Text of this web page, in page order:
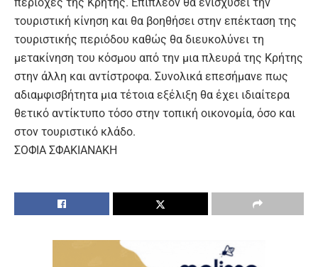
περιοχές της Κρήτης. Επιπλέον θα ενισχύσει την
τουριστική κίνηση και θα βοηθήσει στην επέκταση της
τουριστικής περιόδου καθώς θα διευκολύνει τη
μετακίνηση του κόσμου από την μια πλευρά της Κρήτης
στην άλλη και αντίστροφα. Συνολικά επεσήμανε πως
αδιαμφισβήτητα μια τέτοια εξέλιξη θα έχει ιδιαίτερα
θετικό αντίκτυπο τόσο στην τοπική οικονομία, όσο και
στον τουριστικό κλάδο.
ΣΟΦΙΑ ΣΦΑΚΙΑΝΑΚΗ